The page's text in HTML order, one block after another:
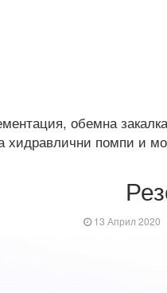
обемна
хидравлични помпи и
13 Април 2020